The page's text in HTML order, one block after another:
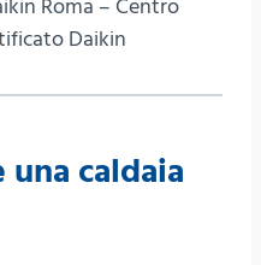
Roma – Centro
Daikin
una caldaia